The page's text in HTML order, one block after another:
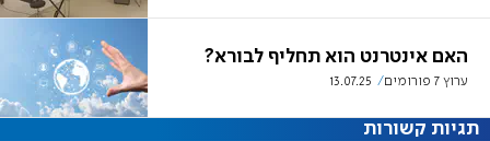
האם אינטרנט הוא תחליף לבורא?
ערוץ 7 פורומים 13.07.25
תגיות קשורות